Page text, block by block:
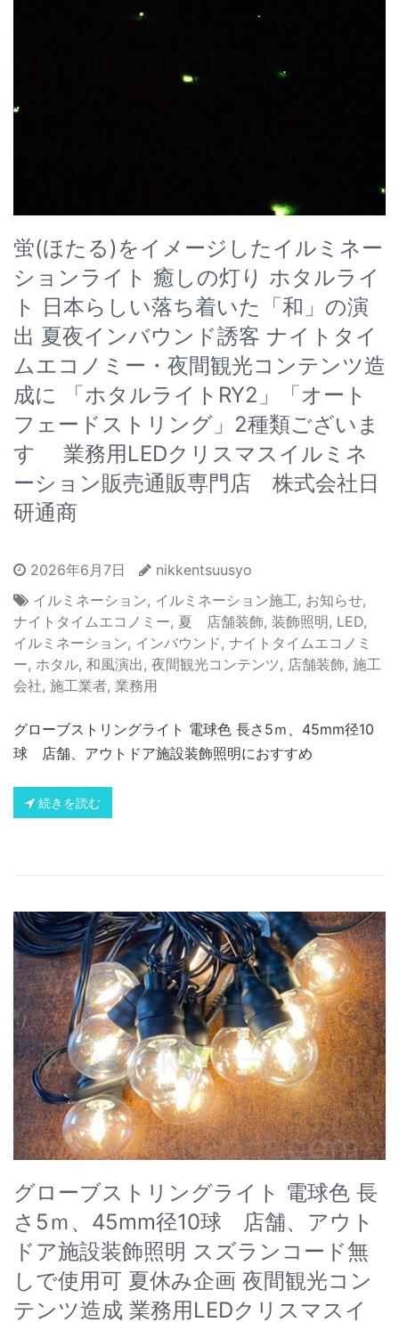
蛍(ほたる)をイメージしたイルミネー
ションライト 癒しの灯り ホタルライ
ト 日本らしい落ち着いた「和」の演
出 夏夜インバウンド誘客 ナイトタイ
ムエコノミー・夜間観光コンテンツ造
成に 「ホタルライトRY2」「オート
フェードストリング」2種類ございま
す 業務用LEDクリスマスイルミネ
ーション販売通販専門店 株式会社日
研通商
2026年6月7日
nikkentsuusyo
イルミネーション, イルミネーション施工 , お知らせ,
ナイトタイムエコノミー, 夏 店舗装飾, 装飾照明, LED,
イルミネーション, インバウンド , ナイトタイムエコノミ
ー, ホタル, 和風演出 , 夜間観光コンテンツ , 店舗装飾, 施工
会社, 施工業者, 業務用
グローブストリングライト 電球色 長さ5ｍ、45mm径10
球 店舗、アウトドア施設装飾照明におすすめ
続きを読む
グローブストリングライト 電球色 長
さ5ｍ、45mm径10球 店舗、アウト
ドア施設装飾照明 スズランコード無
しで使用可 夏休み企画 夜間観光コン
テンツ造成 業務用LEDクリスマスイ